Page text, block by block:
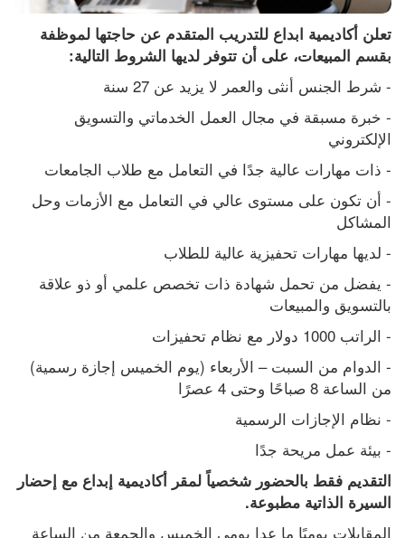
بقسم المبيعات، على أن تتوفر لديها الشروط التالية:
- شرط الجنس أنثى والعمر لا يزيد عن 27 سنة
الإلكتروني
- ذات مهارات عالية جدًا في التعامل مع طلاب الجامعات
المشاكل
- لديها مهارات تحفيزية عالية للطلاب
بالتسويق والمبيعات
- الراتب 1000 دولار مع نظام تحفيزات
من الساعة 8 صباحًا وحتى 4 عصرًا
- نظام الإجازات الرسمية
- بيئة عمل مريحة جدًا
السيرة الذاتية مطبوعة.